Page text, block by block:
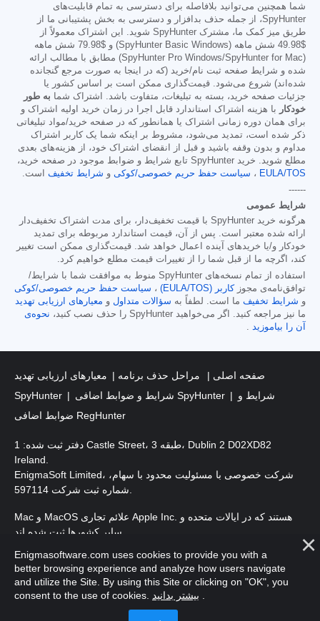
شما همچنین می‌توانید بلافاصله برای دسترسی به تمام قابلیت‌های
SpyHunter، از جمله حذف بدافزار و دسترسی به بخش پشتیبانی ما از
طریق میز کمک ما، مشترک SpyHunter شوید. این اشتراک معمولاً از
$49.98
شش ماهه (SpyHunter Basic Windows) و $79.98
شش ماهه
(SpyHunter Pro Windows/SpyHunter for Mac) مطابق با مطالب ارائه
شده و شرایط صفحه ثبت نام/خرید (که در اینجا به صورت مرجع گنجانده
شده‌اند) شروع می‌شود. قیمت‌گذاری ممکن است بر اساس کشور یا
جزئیات صفحه خرید، بسته به تبلیغات، متفاوت باشد. اشتراک شما به طور
خودکار
با هزینه اشتراک استاندارد قابل اجرا در زمان خرید اولیه اشتراک و
برای همان دوره زمانی اشتراک یا همانطور که در صفحه خرید/مواد تبلیغاتی
ذکر شده است، تمدید می‌شود، مشروط بر اینکه شما یک کاربر اشتراک
مداوم و بدون وقفه باشید و قبل از انقضای اشتراک خود، از هزینه‌های بعدی
مطلع شوید. خرید SpyHunter تابع شرایط و ضوابط موجود در صفحه خرید،
EULA/TOS ، سیاست حفظ حریم خصوصی/کوکی و شرایط تخفیف است.
------
شرایط عمومی
هرگونه خرید SpyHunter با قیمت تخفیف‌دار، برای مدت اشتراک تخفیف‌دار
ارائه شده معتبر است. پس از آن، قیمت استاندارد مربوطه برای تمدید
خودکار و/یا خریدهای آینده اعمال خواهد شد. قیمت‌گذاری ممکن است تغییر
کند، اگرچه ما از قبل شما را از تغییرات قیمت مطلع خواهیم کرد.
استفاده از تمام نسخه‌های SpyHunter منوط به موافقت شما با شرایط/
توافق‌نامه‌ی مجوز کاربر (EULA/TOS) ، سیاست حفظ حریم خصوصی/کوکی
و شرایط تخفیف ما است. لطفاً به سؤالات متداول و معیارهای ارزیابی تهدید
ما نیز مراجعه کنید. اگر می‌خواهید SpyHunter را حذف نصب کنید،
نحوه‌ی
آن را بیاموزید .
صفحه اصلی مراحل حذف برنامه
معیارهای ارزیابی تهدید
SpyHunter
شرایط و ضوابط اضافی SpyHunter
شرایط و
ضوابط اضافی RegHunter
دفتر ثبت شده: 1 Castle Street، طبقه 3، Dublin 2 D02XD82
Ireland.
EnigmaSoft Limited، شرکت خصوصی با مسئولیت محدود با سهام،
Mac و MacOS علائم تجاری Apple Inc. هستند که در ایالات متحده و
حق چاپ 2016- 2026
Enigmasoftware.com uses cookies to provide you with a
better browsing experience and analyze how users navigate
and utilize the Site. By using this Site or clicking on "OK", you
consent to the use of cookies.
بیشتر بدانید